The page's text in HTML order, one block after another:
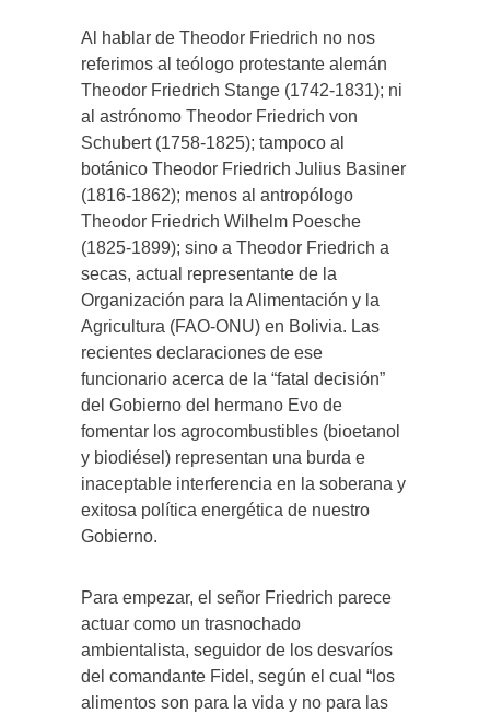
Al hablar de Theodor Friedrich no nos
referimos al teólogo protestante alemán
Theodor Friedrich Stange (1742-1831); ni
al astrónomo Theodor Friedrich von
Schubert (1758-1825); tampoco al
botánico Theodor Friedrich Julius Basiner
(1816-1862); menos al antropólogo
Theodor Friedrich Wilhelm Poesche
(1825-1899); sino a Theodor Friedrich a
secas, actual representante de la
Organización para la Alimentación y la
Agricultura (FAO-ONU) en Bolivia. Las
recientes declaraciones de ese
funcionario acerca de la “fatal decisión”
del Gobierno del hermano Evo de
fomentar los agrocombustibles (bioetanol
y biodiésel) representan una burda e
inaceptable interferencia en la soberana y
exitosa política energética de nuestro
Gobierno.
Para empezar, el señor Friedrich parece
actuar como un trasnochado
ambientalista, seguidor de los desvaríos
del comandante Fidel, según el cual “los
alimentos son para la vida y no para las